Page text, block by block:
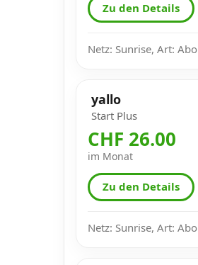
Zu den Details
Netz: Sunrise, Art: Abo
yallo
Start Plus
CHF 26.00
im Monat
Zu den Details
Netz: Sunrise, Art: Abo